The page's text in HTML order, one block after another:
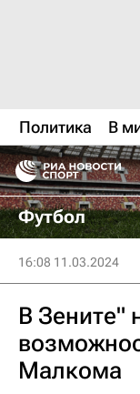
Политика В
Футбол
16:08 11.03.2024
В Зените"
Малкома